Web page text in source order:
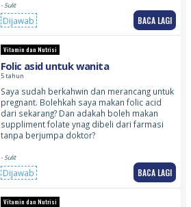
- Sulit
Dijawab BACA LAGI
Vitamin dan Nutrisi
Folic asid untuk wanita
5 tahun
Saya sudah berkahwin dan merancang untuk
pregnant. Bolehkah saya makan folic acid
dari sekarang? Dan adakah boleh makan
suppliment folate ynag dibeli dari farmasi
tanpa berjumpa doktor?
- Sulit
Dijawab BACA LAGI
Vitamin dan Nutrisi